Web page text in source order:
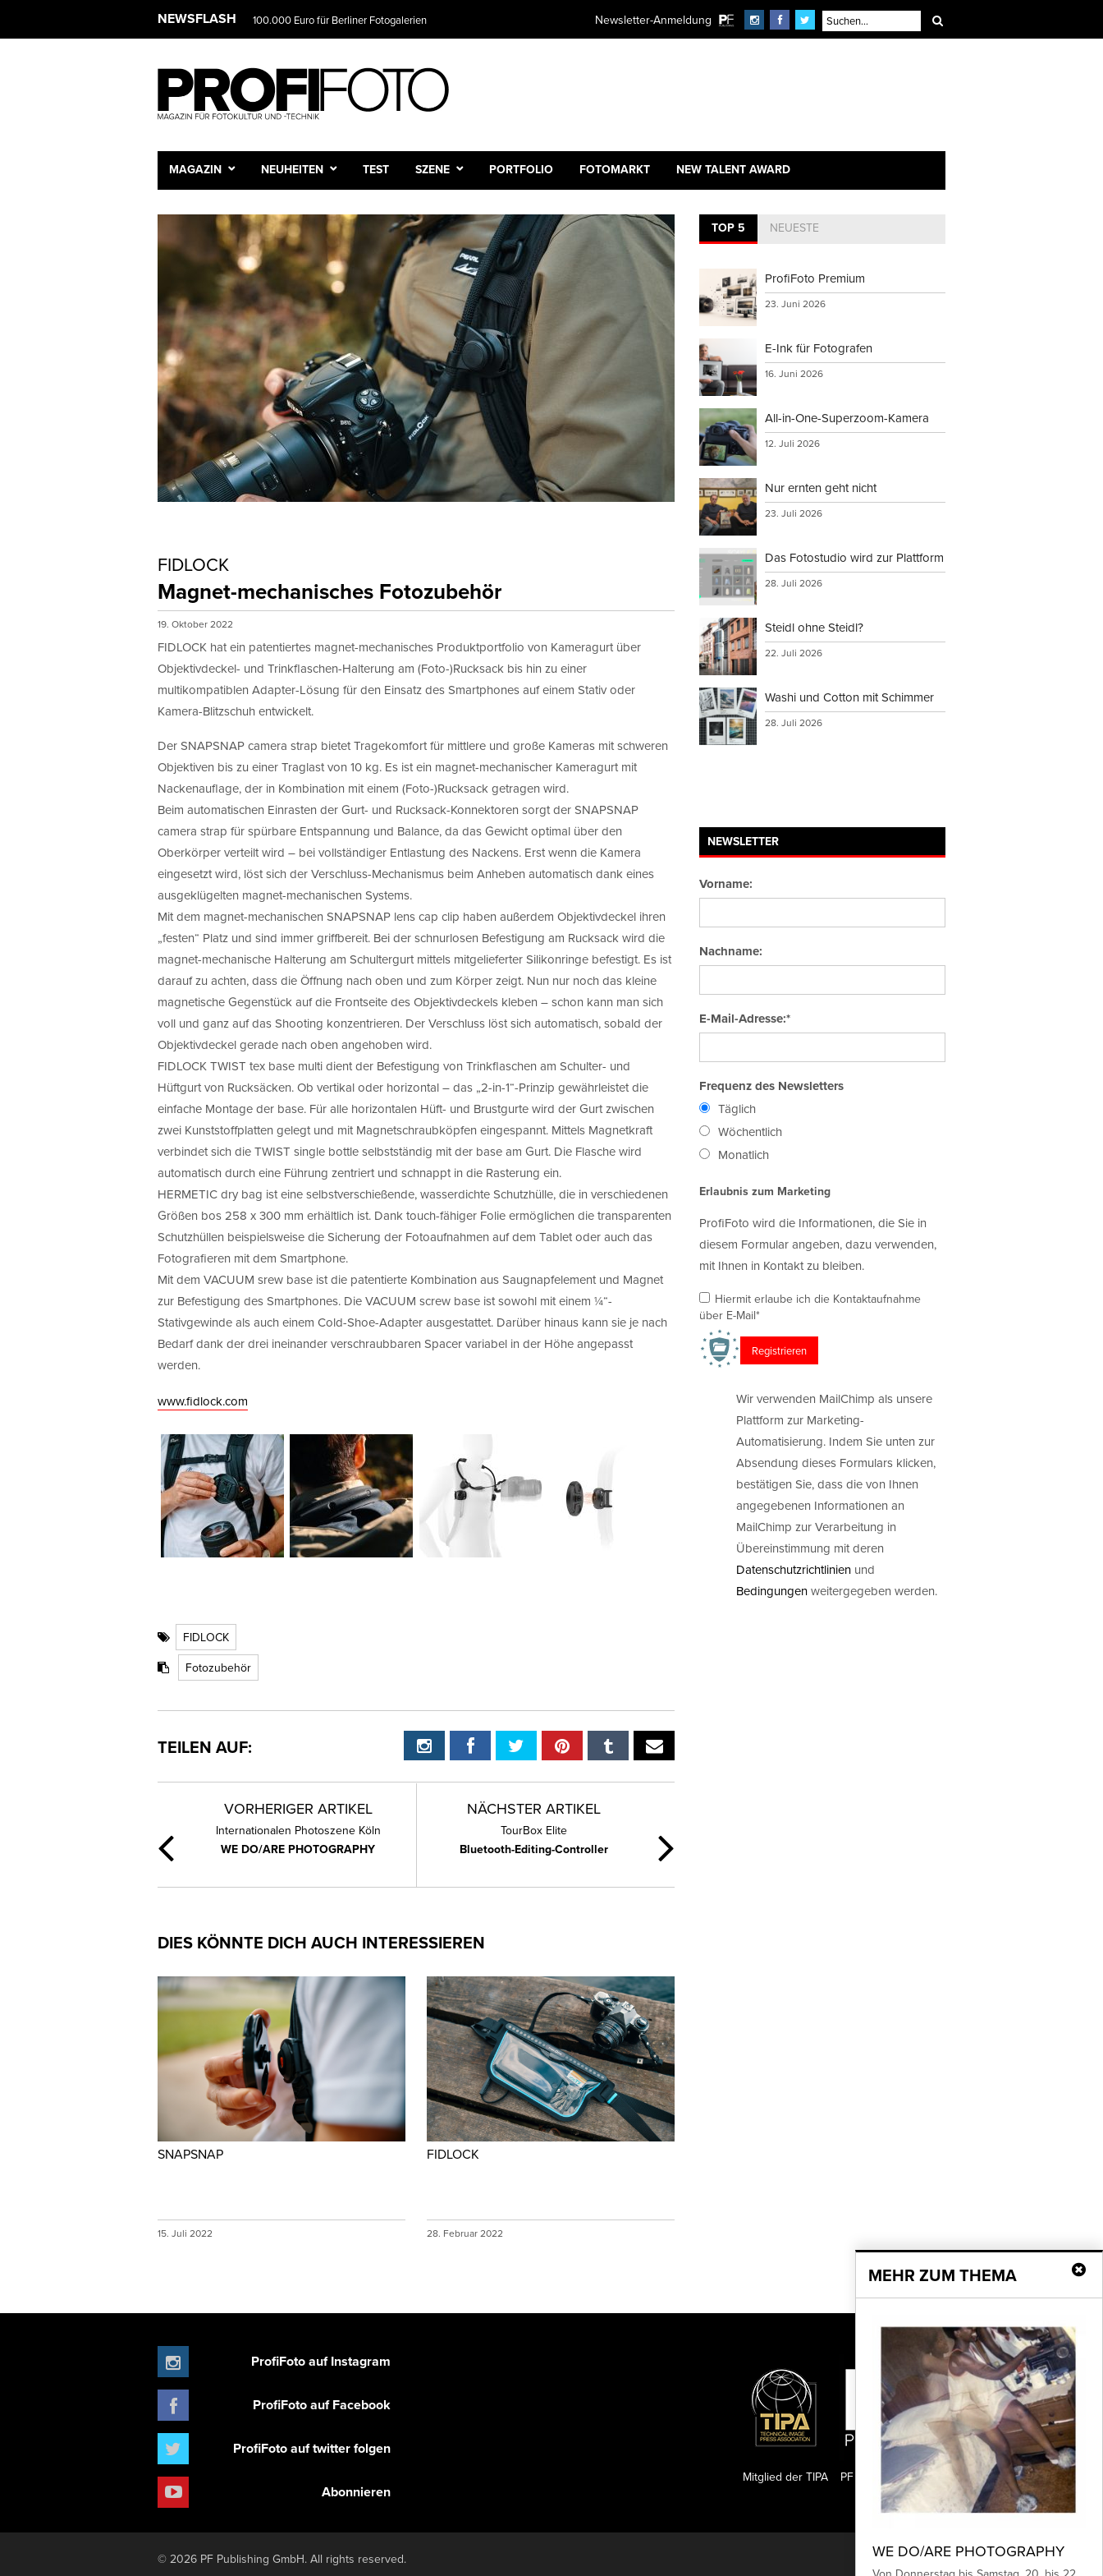
NEWSFLASH 100.000 Euro für Berliner Fotogalerien Newsletter-Anmeldung
MAGAZIN NEUHEITEN TEST SZENE PORTFOLIO FOTOMARKT NEW TALENT AWARD
FIDLOCK
Magnet-mechanisches Fotozubehör
19. Oktober 2022
FIDLOCK hat ein patentiertes magnet-mechanisches Produktportfolio von Kameragurt über
Objektivdeckel- und Trinkflaschen-Halterung am (Foto-)Rucksack bis hin zu einer
multikompatiblen Adapter-Lösung für den Einsatz des Smartphones auf einem Stativ oder
Kamera-Blitzschuh entwickelt.
Der SNAPSNAP camera strap bietet Tragekomfort für mittlere und große Kameras mit schweren
Objektiven bis zu einer Traglast von 10 kg. Es ist ein magnet-mechanischer Kameragurt mit
Nackenauflage, der in Kombination mit einem (Foto-)Rucksack getragen wird.
Beim automatischen Einrasten der Gurt- und Rucksack-Konnektoren sorgt der SNAPSNAP
camera strap für spürbare Entspannung und Balance, da das Gewicht optimal über den
Oberkörper verteilt wird – bei vollständiger Entlastung des Nackens. Erst wenn die Kamera
eingesetzt wird, löst sich der Verschluss-Mechanismus beim Anheben automatisch dank eines
ausgeklügelten magnet-mechanischen Systems.
Mit dem magnet-mechanischen SNAPSNAP lens cap clip haben außerdem Objektivdeckel ihren
„festen“ Platz und sind immer griffbereit. Bei der schnurlosen Befestigung am Rucksack wird die
magnet-mechanische Halterung am Schultergurt mittels mitgelieferter Silikonringe befestigt. Es ist
darauf zu achten, dass die Öffnung nach oben und zum Körper zeigt. Nun nur noch das kleine
magnetische Gegenstück auf die Frontseite des Objektivdeckels kleben – schon kann man sich
voll und ganz auf das Shooting konzentrieren. Der Verschluss löst sich automatisch, sobald der
Objektivdeckel gerade nach oben angehoben wird.
FIDLOCK TWIST tex base multi dient der Befestigung von Trinkflaschen am Schulter- und
Hüftgurt von Rucksäcken. Ob vertikal oder horizontal – das „2-in-1“-Prinzip gewährleistet die
einfache Montage der base. Für alle horizontalen Hüft- und Brustgurte wird der Gurt zwischen
zwei Kunststoffplatten gelegt und mit Magnetschraubköpfen eingespannt. Mittels Magnetkraft
verbindet sich die TWIST single bottle selbstständig mit der base am Gurt. Die Flasche wird
automatisch durch eine Führung zentriert und schnappt in die Rasterung ein.
HERMETIC dry bag ist eine selbstverschießende, wasserdichte Schutzhülle, die in verschiedenen
Größen bos 258 x 300 mm erhältlich ist. Dank touch-fähiger Folie ermöglichen die transparenten
Schutzhüllen beispielsweise die Sicherung der Fotoaufnahmen auf dem Tablet oder auch das
Fotografieren mit dem Smartphone.
Mit dem VACUUM srew base ist die patentierte Kombination aus Saugnapfelement und Magnet
zur Befestigung des Smartphones. Die VACUUM screw base ist sowohl mit einem ¼“-
Stativgewinde als auch einem Cold-Shoe-Adapter ausgestattet. Darüber hinaus kann sie je nach
Bedarf dank der drei ineinander verschraubbaren Spacer variabel in der Höhe angepasst
werden.
www.fidlock.com
FIDLOCK
Fotozubehör
TEILEN AUF:
VORHERIGER ARTIKEL
Internationalen Photoszene Köln
WE DO/ARE PHOTOGRAPHY
NÄCHSTER ARTIKEL
TourBox Elite
Bluetooth-Editing-Controller
DIES KÖNNTE DICH AUCH INTERESSIEREN
SNAPSNAP
15. Juli 2022
FIDLOCK
28. Februar 2022
TOP 5 NEUESTE
ProfiFoto Premium
23. Juni 2026
E-Ink für Fotografen
16. Juni 2026
All-in-One-Superzoom-Kamera
12. Juli 2026
Nur ernten geht nicht
23. Juli 2026
Das Fotostudio wird zur Plattform
28. Juli 2026
Steidl ohne Steidl?
22. Juli 2026
Washi und Cotton mit Schimmer
28. Juli 2026
NEWSLETTER
Vorname:
Nachname:
E-Mail-Adresse:*
Frequenz des Newsletters
Täglich
Wöchentlich
Monatlich
Erlaubnis zum Marketing
ProfiFoto wird die Informationen, die Sie in
diesem Formular angeben, dazu verwenden,
mit Ihnen in Kontakt zu bleiben.
Hiermit erlaube ich die Kontaktaufnahme
über E-Mail*
Wir verwenden MailChimp als unsere
Plattform zur Marketing-
Automatisierung. Indem Sie unten zur
Absendung dieses Formulars klicken,
bestätigen Sie, dass die von Ihnen
angegebenen Informationen an
MailChimp zur Verarbeitung in
Übereinstimmung mit deren
Datenschutzrichtlinien und
Bedingungenweitergegeben werden.
MEHR ZUM THEMA
WE DO/ARE PHOTOGRAPHY
ProfiFoto auf Instagram
ProfiFoto auf Facebook
ProfiFoto auf twitter folgen
Abonnieren
PF Publishing GmbH
Mitglied der TIPA
© 2026 PF Publishing GmbH. All rights reserved. Nach oben